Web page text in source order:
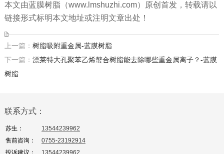
本文由蓝膜树脂（www.lmshuzhi.com）原创首发，转载请以
链接形式标明本文地址或注明文章出处！
上一篇： 树脂吸附重金属-蓝膜树脂
下一篇： 漂莱特大孔聚苯乙烯螯合树脂能去除哪些重金属离子？-蓝膜
树脂
联系方式：
苏生：
13544239962
售前咨询：
0755-23192914